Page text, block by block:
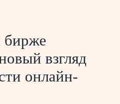
бирже
взгляд
онлайн-